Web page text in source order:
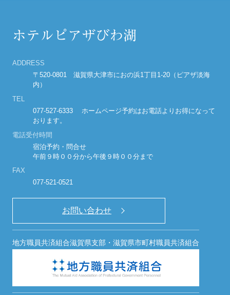
ホテルピアザびわ湖
ADDRESS
〒520-0801 滋賀県大津市におの浜1丁目1-20（ピアザ淡海
内）
TEL
077-527-6333 ホームページ予約はお電話よりお得になって
おります。
電話受付時間
宿泊予約・問合せ
午前９時００分から午後９時００分まで
FAX
077-521-0521
お問い合わせ
地方職員共済組合滋賀県支部・滋賀県市町村職員共済組合
カスタマーハラスメントに対する基本方針
English
宿泊予約確認・キャンセル
English